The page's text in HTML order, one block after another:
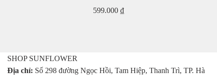
599.000 ₫
SHOP SUNFLOWER
Địa chỉ: Số 298 đường Ngọc Hồi, Tam Hiệp, Thanh Trì, TP. Hà